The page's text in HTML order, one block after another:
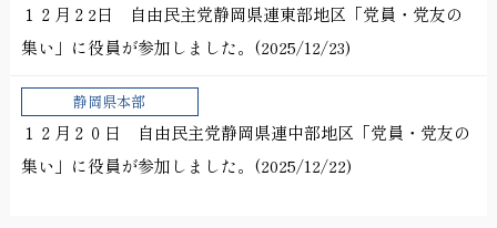
１２月２2日 自由民主党静岡県連東部地区「党員・党友の
集い」に役員が参加しました。(2025/12/23)
静岡県本部
１２月２０日 自由民主党静岡県連中部地区「党員・党友の
集い」に役員が参加しました。(2025/12/22)